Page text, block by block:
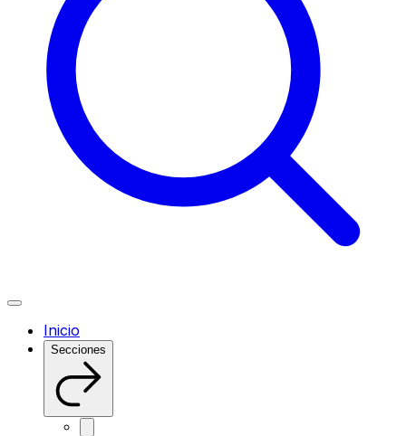
Inicio
Secciones